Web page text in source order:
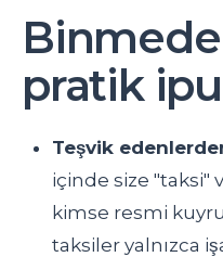
pratik
Teşvik
içinde size "taksi"
kimse resmi
taksiler yalnızca